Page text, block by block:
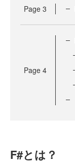
Page 3
Page 4
F#とは？